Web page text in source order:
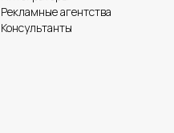
Рекламные агентства
Консультанты